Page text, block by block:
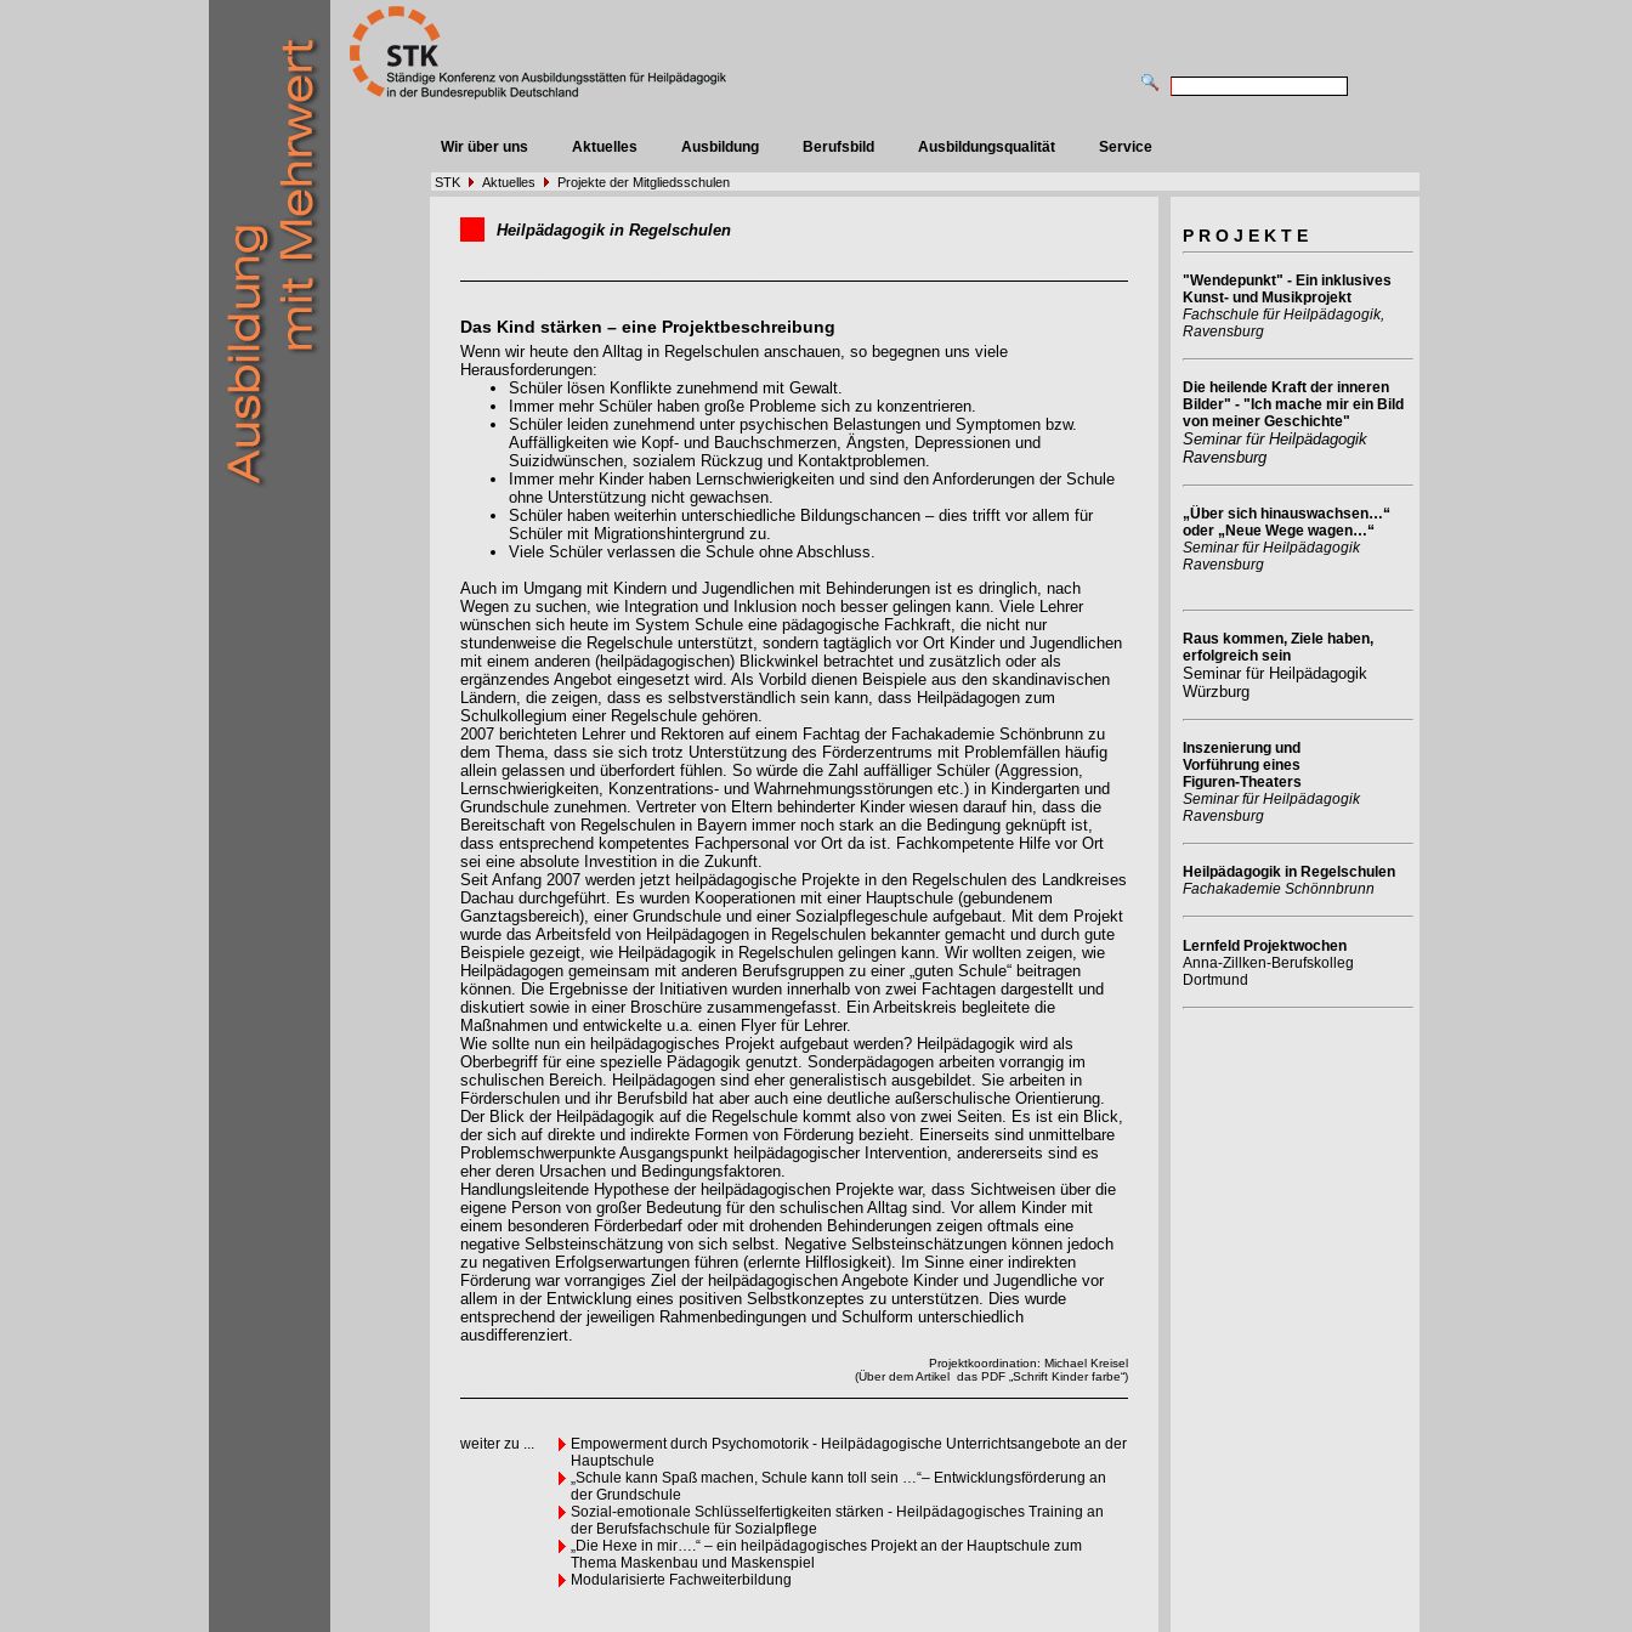
Wir über uns Aktuelles Ausbildung Berufsbild Ausbildungsqualität Service
STK Aktuelles Projekte der Mitgliedsschulen
Heilpädagogik in Regelschulen
Das Kind stärken – eine Projektbeschreibung
Wenn wir heute den Alltag in Regelschulen anschauen, so begegnen uns viele
Herausforderungen:
Schüler lösen Konflikte zunehmend mit Gewalt.
Immer mehr Schüler haben große Probleme sich zu konzentrieren.
Schüler leiden zunehmend unter psychischen Belastungen und Symptomen bzw.
Auffälligkeiten wie Kopf- und Bauchschmerzen, Ängsten, Depressionen und
Suizidwünschen, sozialem Rückzug und Kontaktproblemen.
Immer mehr Kinder haben Lernschwierigkeiten und sind den Anforderungen der Schule
ohne Unterstützung nicht gewachsen.
Schüler haben weiterhin unterschiedliche Bildungschancen – dies trifft vor allem für
Schüler mit Migrationshintergrund zu.
Viele Schüler verlassen die Schule ohne Abschluss.
Auch im Umgang mit Kindern und Jugendlichen mit Behinderungen ist es dringlich, nach
Wegen zu suchen, wie Integration und Inklusion noch besser gelingen kann. Viele Lehrer
wünschen sich heute im System Schule eine pädagogische Fachkraft, die nicht nur
stundenweise die Regelschule unterstützt, sondern tagtäglich vor Ort Kinder und Jugendlichen
mit einem anderen (heilpädagogischen) Blickwinkel betrachtet und zusätzlich oder als
ergänzendes Angebot eingesetzt wird. Als Vorbild dienen Beispiele aus den skandinavischen
Ländern, die zeigen, dass es selbstverständlich sein kann, dass Heilpädagogen zum
Schulkollegium einer Regelschule gehören.
2007 berichteten Lehrer und Rektoren auf einem Fachtag der Fachakademie Schönbrunn zu
dem Thema, dass sie sich trotz Unterstützung des Förderzentrums mit Problemfällen häufig
allein gelassen und überfordert fühlen. So würde die Zahl auffälliger Schüler (Aggression,
Lernschwierigkeiten, Konzentrations- und Wahrnehmungsstörungen etc.) in Kindergarten und
Grundschule zunehmen. Vertreter von Eltern behinderter Kinder wiesen darauf hin, dass die
Bereitschaft von Regelschulen in Bayern immer noch stark an die Bedingung geknüpft ist,
dass entsprechend kompetentes Fachpersonal vor Ort da ist. Fachkompetente Hilfe vor Ort
sei eine absolute Investition in die Zukunft.
Seit Anfang 2007 werden jetzt heilpädagogische Projekte in den Regelschulen des Landkreises
Dachau durchgeführt. Es wurden Kooperationen mit einer Hauptschule (gebundenem
Ganztagsbereich), einer Grundschule und einer Sozialpflegeschule aufgebaut. Mit dem Projekt
wurde das Arbeitsfeld von Heilpädagogen in Regelschulen bekannter gemacht und durch gute
Beispiele gezeigt, wie Heilpädagogik in Regelschulen gelingen kann. Wir wollten zeigen, wie
Heilpädagogen gemeinsam mit anderen Berufsgruppen zu einer „guten Schule“ beitragen
können. Die Ergebnisse der Initiativen wurden innerhalb von zwei Fachtagen dargestellt und
diskutiert sowie in einer Broschüre zusammengefasst. Ein Arbeitskreis begleitete die
Maßnahmen und entwickelte u.a. einen Flyer für Lehrer.
Wie sollte nun ein heilpädagogisches Projekt aufgebaut werden? Heilpädagogik wird als
Oberbegriff für eine spezielle Pädagogik genutzt. Sonderpädagogen arbeiten vorrangig im
schulischen Bereich. Heilpädagogen sind eher generalistisch ausgebildet. Sie arbeiten in
Förderschulen und ihr Berufsbild hat aber auch eine deutliche außerschulische Orientierung.
Der Blick der Heilpädagogik auf die Regelschule kommt also von zwei Seiten. Es ist ein Blick,
der sich auf direkte und indirekte Formen von Förderung bezieht. Einerseits sind unmittelbare
Problemschwerpunkte Ausgangspunkt heilpädagogischer Intervention, andererseits sind es
eher deren Ursachen und Bedingungsfaktoren.
Handlungsleitende Hypothese der heilpädagogischen Projekte war, dass Sichtweisen über die
eigene Person von großer Bedeutung für den schulischen Alltag sind. Vor allem Kinder mit
einem besonderen Förderbedarf oder mit drohenden Behinderungen zeigen oftmals eine
negative Selbsteinschätzung von sich selbst. Negative Selbsteinschätzungen können jedoch
zu negativen Erfolgserwartungen führen (erlernte Hilflosigkeit). Im Sinne einer indirekten
Förderung war vorrangiges Ziel der heilpädagogischen Angebote Kinder und Jugendliche vor
allem in der Entwicklung eines positiven Selbstkonzeptes zu unterstützen. Dies wurde
entsprechend der jeweiligen Rahmenbedingungen und Schulform unterschiedlich
ausdifferenziert.
Projektkoordination: Michael Kreisel
(Über dem Artikel das PDF „Schrift Kinder farbe“)
weiter zu ...
Empowerment durch Psychomotorik - Heilpädagogische Unterrichtsangebote an der
Hauptschule
„Schule kann Spaß machen, Schule kann toll sein …“– Entwicklungsförderung an
der Grundschule
Sozial-emotionale Schlüsselfertigkeiten stärken - Heilpädagogisches Training an
der Berufsfachschule für Sozialpflege
„Die Hexe in mir….“ – ein heilpädagogisches Projekt an der Hauptschule zum
Thema Maskenbau und Maskenspiel
Modularisierte Fachweiterbildung
P R O J E K T E
"Wendepunkt" - Ein inklusives
Kunst- und Musikprojekt
Fachschule für Heilpädagogik,
Ravensburg
Die heilende Kraft der inneren
Bilder" - "Ich mache mir ein Bild
von meiner Geschichte"
Seminar für Heilpädagogik
Ravensburg
„Über sich hinauswachsen…“
oder „Neue Wege wagen…“
Seminar für Heilpädagogik
Ravensburg
Raus kommen, Ziele haben,
erfolgreich sein
Seminar für Heilpädagogik
Würzburg
Inszenierung und
Vorführung eines
Figuren-Theaters
Seminar für Heilpädagogik
Ravensburg
Heilpädagogik in Regelschulen
Fachakademie Schönnbrunn
Lernfeld Projektwochen
Anna-Zillken-Berufskolleg
Dortmund